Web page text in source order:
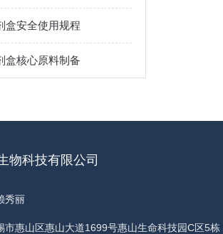
盒安全使用规程
盒核心原料制备
物科技有限公司
秀丽
市惠山区惠山大道1699号惠山生命科技园C区5栋